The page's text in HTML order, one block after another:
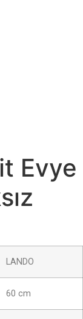
Evye
LANDO
60 cm